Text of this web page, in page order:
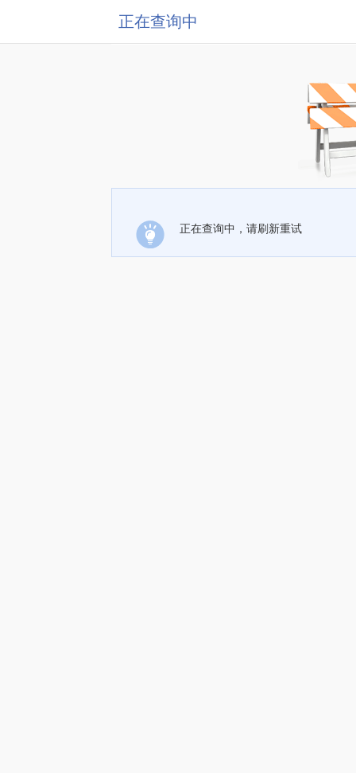
正在查询中
正在查询中，请刷新重试